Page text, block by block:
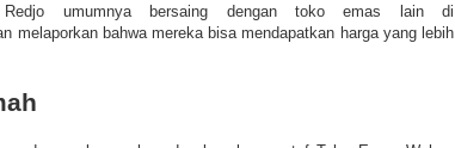
umumnya bersaing dengan toko emas lain di
melaporkan bahwa mereka bisa mendapatkan harga yang lebih